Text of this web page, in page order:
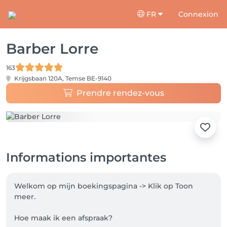
FR Connexion
Barber Lorre
163
Krijgsbaan 120A, Temse BE-9140
Prendre rendez-vous
Informations importantes
Welkom op mijn boekingspagina -> Klik op Toon
meer.
Hoe maak ik een afspraak?